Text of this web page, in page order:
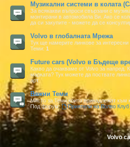
Музикални системи в колата
За всякакви въпроси свързани с
монтирани в автомобила Ви. Ако се
да си закупите - можете да се
Volvo в глобалната Мрежа
Тук ще намерите линкове за
Теми: 1
Future cars (Volvo в Бъдеще
Какво да очакваме от Volvo за напред.
марката? Тук можете да поствате
арт.
Важни Теми
Място за Теми които принадлежат
Под форум:
Приятели на Волво Клуб
Volvo